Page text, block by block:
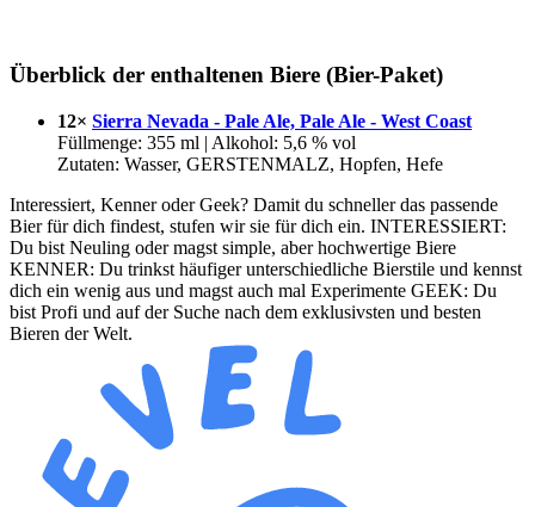
Überblick der enthaltenen Biere (Bier-Paket)
12× Sierra Nevada - Pale Ale, Pale Ale - West Coast
Füllmenge: 355 ml | Alkohol: 5,6 % vol
Zutaten: Wasser, GERSTENMALZ, Hopfen, Hefe
Interessiert, Kenner oder Geek? Damit du schneller das passende
Bier für dich findest, stufen wir sie für dich ein. INTERESSIERT:
Du bist Neuling oder magst simple, aber hochwertige Biere
KENNER: Du trinkst häufiger unterschiedliche Bierstile und kennst
dich ein wenig aus und magst auch mal Experimente GEEK: Du
bist Profi und auf der Suche nach dem exklusivsten und besten
Bieren der Welt.